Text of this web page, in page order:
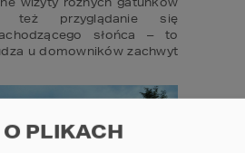
też przyglądanie się
słońca – to
u domowników zachwyt
PLIKACH